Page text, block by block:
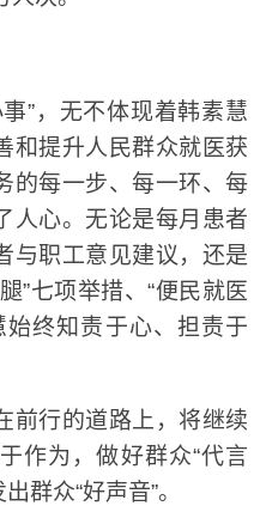
，无不体现着韩素慧
和提升人民群众就医获
的每一步、每一环、每
人心。无论是每月患者
与职工意见建议，还是
”七项举措、“便民就医
终知责于心、担责于
行的道路上，将继续
作为，做好群众“代言
群众“好声音”。